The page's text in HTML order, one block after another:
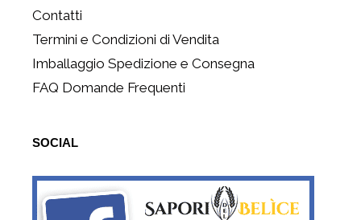
Contatti
Termini e Condizioni di Vendita
Imballaggio Spedizione e Consegna
FAQ Domande Frequenti
SOCIAL